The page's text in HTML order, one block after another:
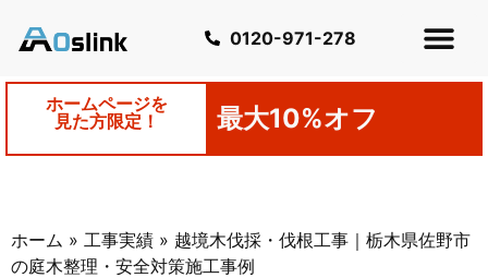
0120-971-278
ホームページを
見た方限定！
最大10%オフ
ホーム » 工事実績 » 越境木伐採・伐根工事｜栃木県佐野市
の庭木整理・安全対策施工事例